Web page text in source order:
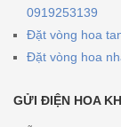
0919253139
Đặt vòng hoa
Đặt vòng hoa
GỬI ĐIỆN HOA